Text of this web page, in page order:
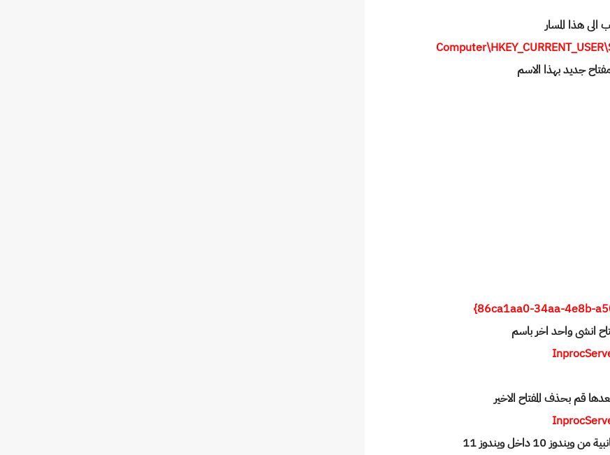
الى هذا المسار
جديد بهذا الاسم
انشى واحد اخر باسم
قم بحذف المفتاح الاخير
10 داخل ويندوز 11